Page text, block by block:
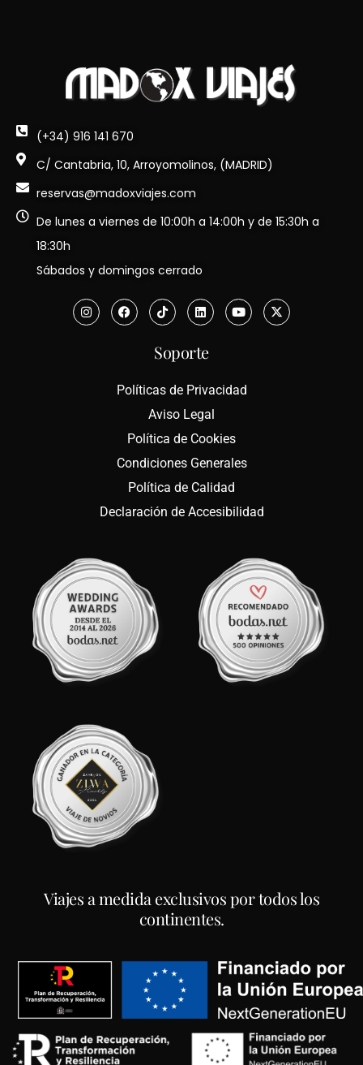
(+34) 916 141 670
C/ Cantabria, 10, Arroyomolinos, (MADRID)
reservas@madoxviajes.com
De lunes a viernes de 10:00h a 14:00h y de 15:30h a
18:30h
Sábados y domingos cerrado
Soporte
Políticas de Privacidad
Aviso Legal
Política de Cookies
Condiciones Generales
Política de Calidad
Declaración de Accesibilidad
Viajes a medida exclusivos por todos los
continentes.